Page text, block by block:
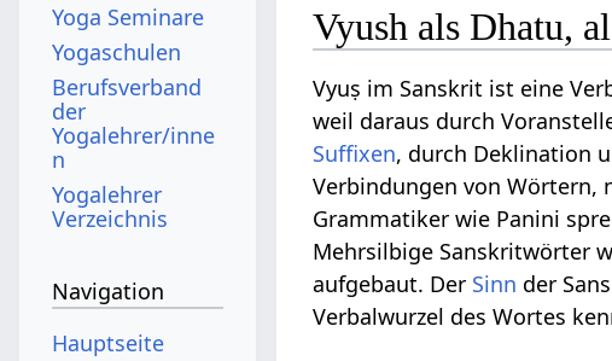
Vyush als Dhatu,
Vyuṣ im Sanskrit ist eine
weil daraus durch
Suffixen, durch Deklination
Verbindungen von Wörtern,
Grammatiker wie Panini
Mehrsilbige Sanskritwörter
aufgebaut. Der Sinn der
Verbalwurzel des Wortes
Yoga Seminare
Yogaschulen
Berufsverband
der
Yogalehrer/inne
n
Yogalehrer
Verzeichnis
Navigation
Hauptseite